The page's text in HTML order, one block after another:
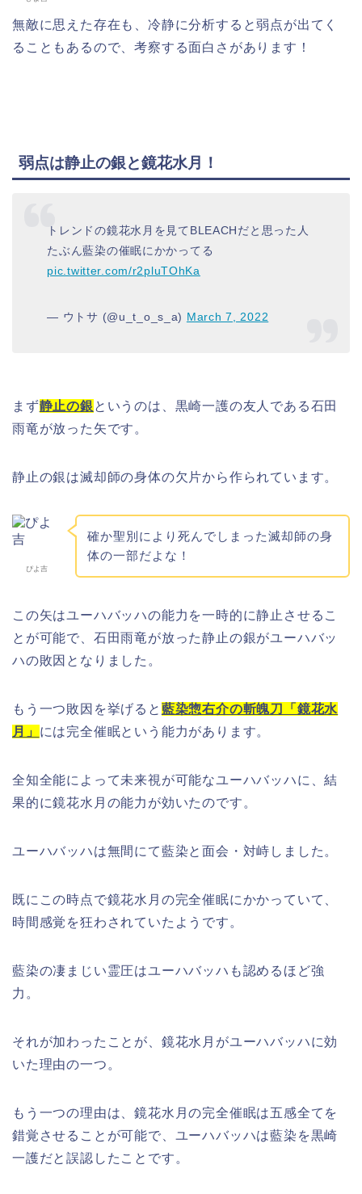
無敵に思えた存在も、冷静に分析すると弱点が出てく
ることもあるので、考察する面白さがあります！
弱点は静止の銀と鏡花水月！
トレンドの鏡花水月を見てBLEACHだと思った人
たぶん藍染の催眠にかかってる
pic.twitter.com/r2pluTOhKa
— ウトサ (@u_t_o_s_a) March 7, 2022
まず静止の銀 というのは、黒崎一護の友人である石田
雨竜が放った矢です。
静止の銀は滅却師の身体の欠片から作られています。
ぴよ吉
確か聖別により死んでしまった滅却師の身
体の一部だよな！
この矢はユーハバッハの能力を一時的に静止させるこ
とが可能で、石田雨竜が放った静止の銀がユーハバッ
ハの敗因となりました。
もう一つ敗因を挙げると 藍染惣右介の斬魄刀「鏡花水
月」 には完全催眠という能力があります。
全知全能によって未来視が可能なユーハバッハに、結
果的に鏡花水月の能力が効いたのです。
ユーハバッハは無間にて藍染と面会・対峙しました。
既にこの時点で鏡花水月の完全催眠にかかっていて、
時間感覚を狂わされていたようです。
藍染の凄まじい霊圧はユーハバッハも認めるほど強
力。
それが加わったことが、鏡花水月がユーハバッハに効
いた理由の一つ。
もう一つの理由は、鏡花水月の完全催眠は五感全てを
錯覚させることが可能で、ユーハバッハは藍染を黒崎
一護だと誤認したことです。